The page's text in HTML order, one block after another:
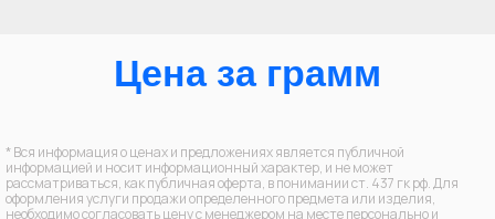
* Вся информация о ценах и предложениях является публичной
информацией и носит информационный характер, и не может
рассматриваться, как публичная оферта, в понимании ст. 437 гк рф. Для
оформления услуги продажи определенного предмета или изделия,
необходимо согласовать цену с менеджером на месте персонально и